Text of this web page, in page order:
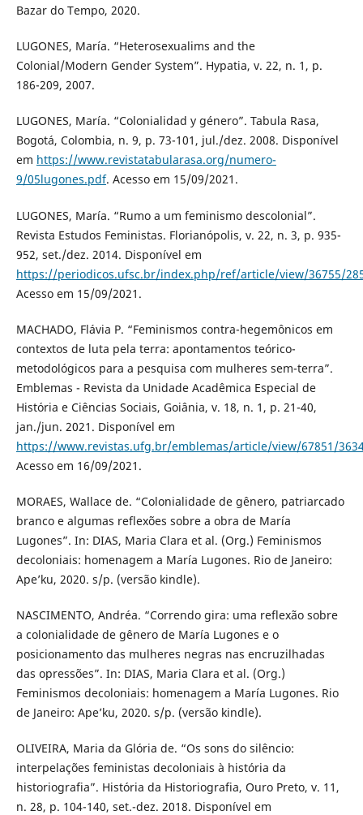
Bazar do Tempo, 2020.
LUGONES, María. “Heterosexualims and the
Colonial/Modern Gender System”. Hypatia, v. 22, n. 1, p.
186-209, 2007.
LUGONES, María. “Colonialidad y género”. Tabula Rasa,
Bogotá, Colombia, n. 9, p. 73-101, jul./dez. 2008. Disponível
em https://www.revistatabularasa.org/numero-
9/05lugones.pdf. Acesso em 15/09/2021.
LUGONES, María. “Rumo a um feminismo descolonial”.
Revista Estudos Feministas. Florianópolis, v. 22, n. 3, p. 935-
952, set./dez. 2014. Disponível em
https://periodicos.ufsc.br/index.php/ref/article/view/36755/
Acesso em 15/09/2021.
MACHADO, Flávia P. “Feminismos contra-hegemônicos em
contextos de luta pela terra: apontamentos teórico-
metodológicos para a pesquisa com mulheres sem-terra”.
Emblemas - Revista da Unidade Acadêmica Especial de
História e Ciências Sociais, Goiânia, v. 18, n. 1, p. 21-40,
jan./jun. 2021. Disponível em
https://www.revistas.ufg.br/emblemas/article/view/67851/
Acesso em 16/09/2021.
MORAES, Wallace de. “Colonialidade de gênero, patriarcado
branco e algumas reflexões sobre a obra de María
Lugones”. In: DIAS, Maria Clara et al. (Org.) Feminismos
decoloniais: homenagem a María Lugones. Rio de Janeiro:
Ape’ku, 2020. s/p. (versão kindle).
NASCIMENTO, Andréa. “Correndo gira: uma reflexão sobre
a colonialidade de gênero de María Lugones e o
posicionamento das mulheres negras nas encruzilhadas
das opressões”. In: DIAS, Maria Clara et al. (Org.)
Feminismos decoloniais: homenagem a María Lugones. Rio
de Janeiro: Ape’ku, 2020. s/p. (versão kindle).
OLIVEIRA, Maria da Glória de. “Os sons do silêncio:
interpelações feministas decoloniais à história da
historiografia”. História da Historiografia, Ouro Preto, v. 11,
n. 28, p. 104-140, set.-dez. 2018. Disponível em